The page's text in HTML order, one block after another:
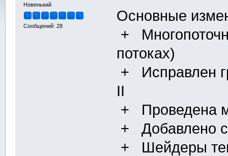
Новенький
Сообщений: 28
Основные
+
потоках)
+ Исправлен
II
+ Проведена
+ Добавлено
+ Шейдеры